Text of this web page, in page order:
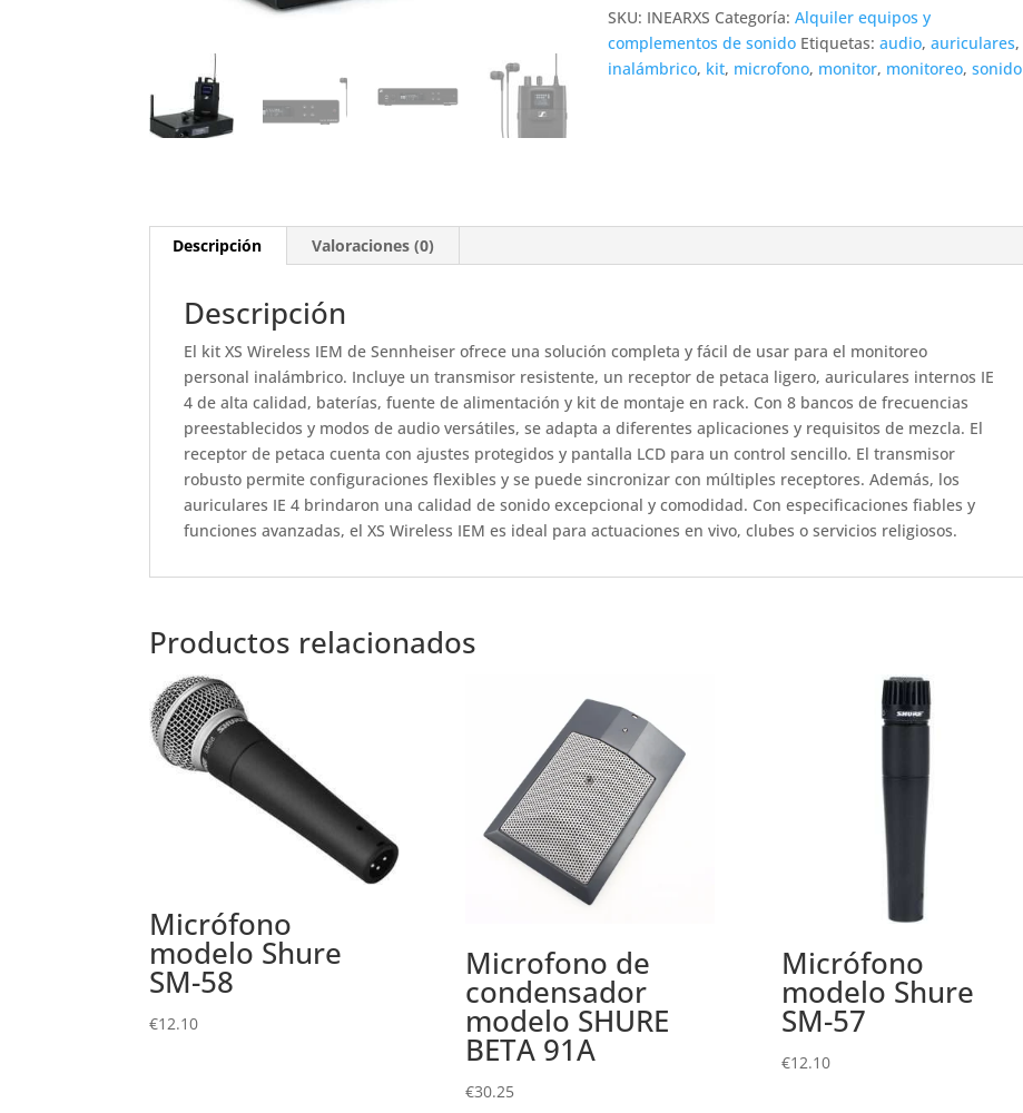
IEM
cantidad
SKU: INEARXS Categoría:Alquiler equipos y
complementos de sonido Etiquetas:audio,auriculares,
inalámbrico, kit, microfono, monitor, monitoreo,sonido
Descripción Valoraciones (0)
Descripción
El kit XS Wireless IEM de Sennheiser ofrece una solución completa y fácil de usar para el monitoreo
personal inalámbrico. Incluye un transmisor resistente, un receptor de petaca ligero, auriculares internos IE
4 de alta calidad, baterías, fuente de alimentación y kit de montaje en rack. Con 8 bancos de frecuencias
preestablecidos y modos de audio versátiles, se adapta a diferentes aplicaciones y requisitos de mezcla. El
receptor de petaca cuenta con ajustes protegidos y pantalla LCD para un control sencillo. El transmisor
robusto permite configuraciones flexibles y se puede sincronizar con múltiples receptores.Además, los
auriculares IE 4 brindaron una calidad de sonido excepcional y comodidad. Con especificaciones fiables y
funciones avanzadas, el XS Wireless IEM es ideal para actuaciones en vivo, clubes o servicios religiosos.
Productos relacionados
Micrófono
modelo Shure
SM-58
€12.10
Microfono de
condensador
modelo SHURE
BETA 91A
€30.25
Micrófono
modelo Shure
SM-57
€12.10